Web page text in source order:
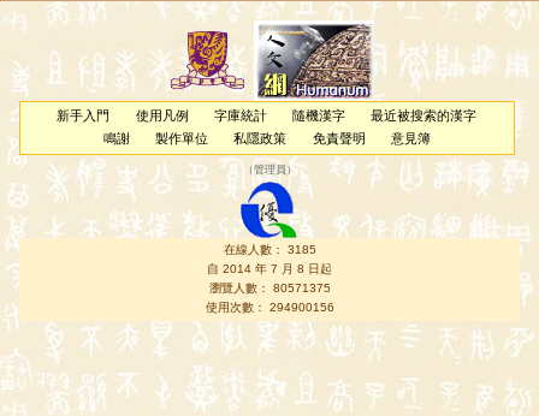
新手入門 使用凡例 字庫統計 隨機漢字
最近被搜索的漢字
鳴謝
製作單位 私隱政策 免責聲明 意見簿
（管理員 ）
在線人數： 3185
自 2014 年 7 月 8 日起
瀏覽人數： 80571375
使用次數： 294900156